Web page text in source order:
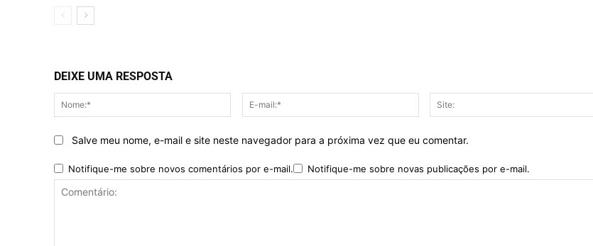
DEIXE UMA RESPOSTA
Nome:*
mail:*
Salve meu nome, e-mail e site neste navegador para a próxima vez que eu comentar.
Notifique-me sobre novos comentários por e-mail. Notifique-me sobre novas publicações por e-mail.